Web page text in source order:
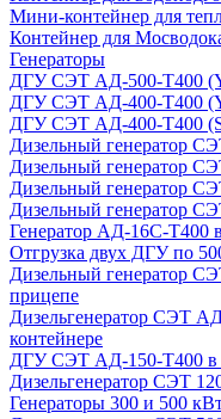
Мини-контейнер для
Контейнер для
Генераторы
ДГУ СЭТ АД-500-Т400
ДГУ СЭТ АД-400-Т400
ДГУ СЭТ АД-400-Т400
Дизельный генератор
Дизельный генератор
Дизельный генератор
Дизельный генератор
Генератор АД-16С-Т400
Отгрузка двух ДГУ по
Дизельный генератор
прицепе
Дизельгенератор СЭТ
контейнере
ДГУ СЭТ АД-150-Т400 в
Дизельгенератор СЭТ
Генераторы 300 и 500